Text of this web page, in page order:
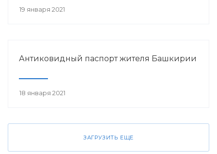
19 января 2021
Антиковидный паспорт жителя Башкирии
18 января 2021
ЗАГРУЗИТЬ ЕЩЕ